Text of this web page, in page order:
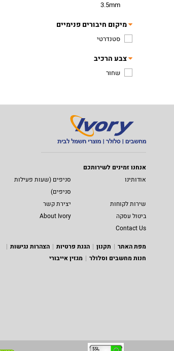
3.5mm
מיקום חיבורים פנימיים
סטנדרטי
צבע הרכיב
שחור
אנחנו זמינים לשירותכם
אודותינו
סניפים (שעות פעילות
סניפים)
שירות לקוחות
יצירת קשר
ביטול עסקה
About Ivory
Contact Us
מפת האתר
תקנון הגנת פרטיות
הצהרות נגישות
חנות מחשבים וסלולר
מגזין אייבורי